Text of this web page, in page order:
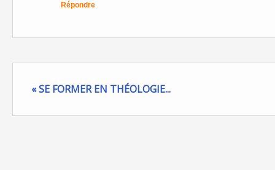
Répondre
« SE FORMER EN THÉOLOGIE...